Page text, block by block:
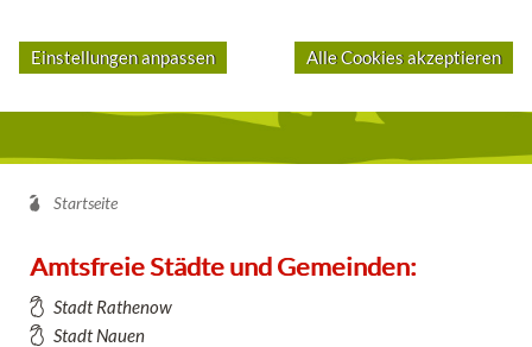
Einstellungen anpassen Alle Cookies akzeptieren
Startseite
Amtsfreie Städte und Gemeinden:
Stadt Rathenow
Stadt Nauen